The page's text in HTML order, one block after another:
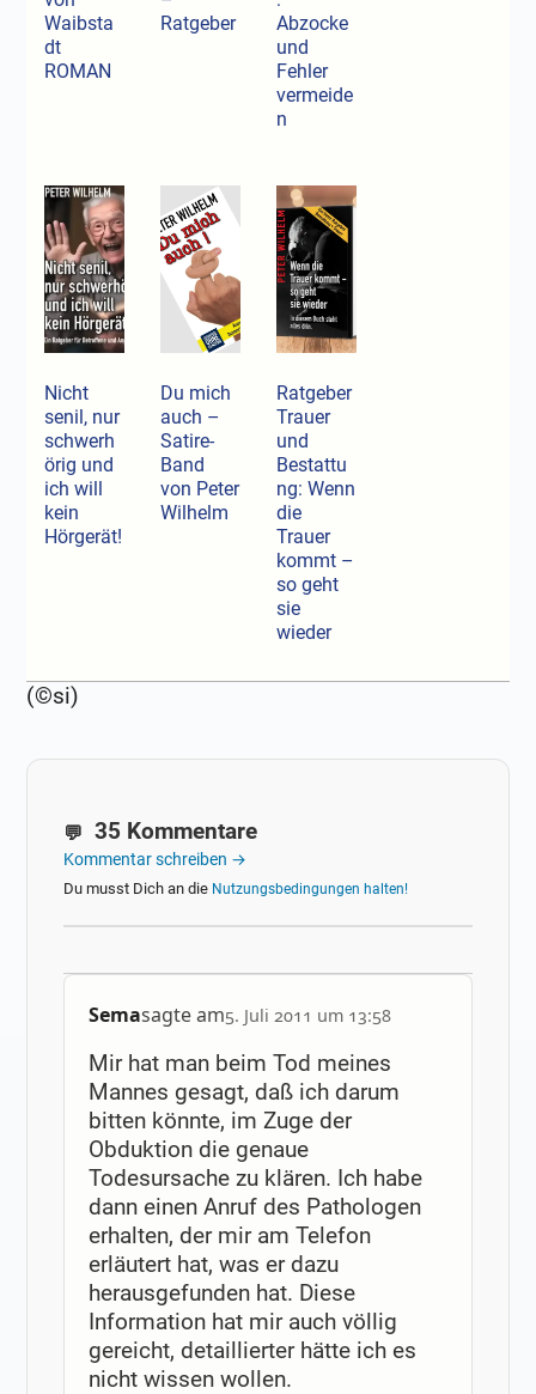
Waibsta
dt
ROMAN
Ratgeber
Abzocke
und
Fehler
vermeide
n
Nicht
senil, nur
schwerh
örig und
ich will
kein
Hörgerät!
Du mich
auch –
Satire-
Band
von Peter
Wilhelm
Ratgeber
Trauer
und
Bestattu
ng: Wenn
die
Trauer
kommt –
so geht
sie
wieder
(©si)
35 Kommentare
Kommentar schreiben →
Du musst Dich an die Nutzungsbedingungen halten!
Semasagte am5. Juli 2011 um 13:58
Mir hat man beim Tod meines
Mannes gesagt, daß ich darum
bitten könnte, im Zuge der
Obduktion die genaue
Todesursache zu klären. Ich habe
dann einen Anruf des Pathologen
erhalten, der mir am Telefon
erläutert hat, was er dazu
herausgefunden hat. Diese
Information hat mir auch völlig
gereicht, detaillierter hätte ich es
nicht wissen wollen.